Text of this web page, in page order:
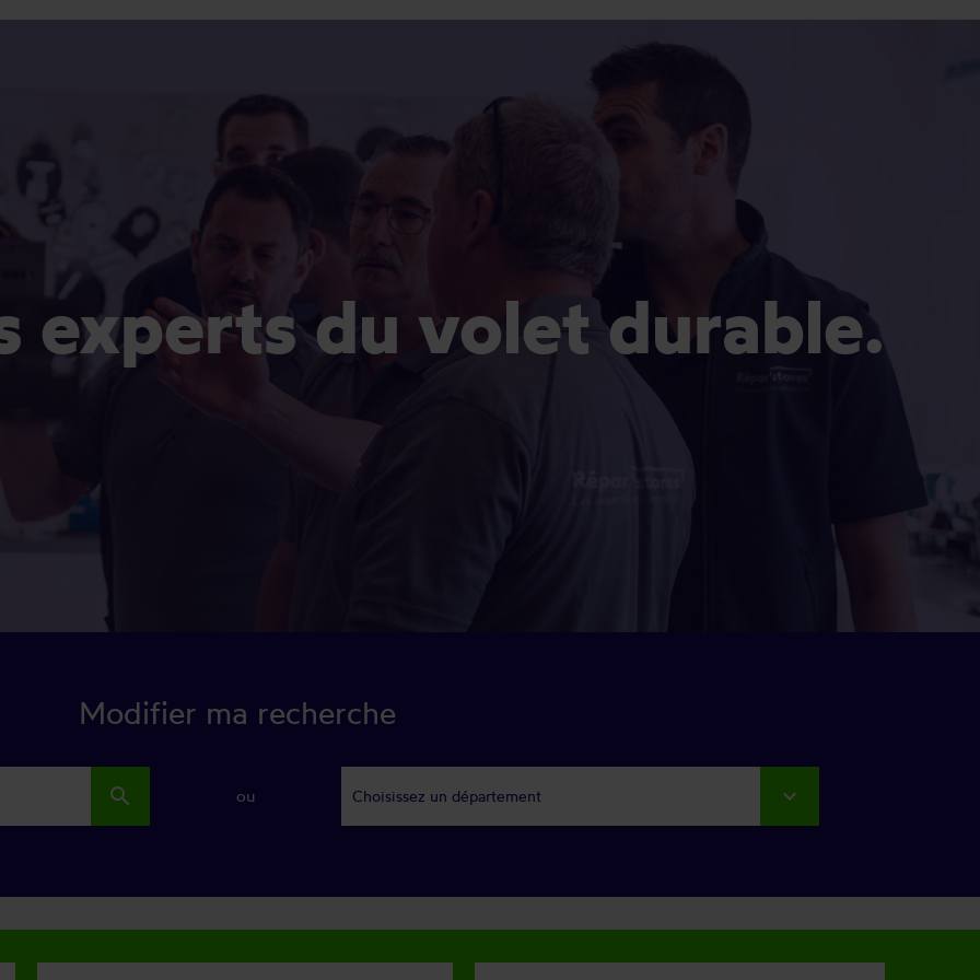
experts du volet durable.
Modifier ma recherche
search ou Choisissez un département